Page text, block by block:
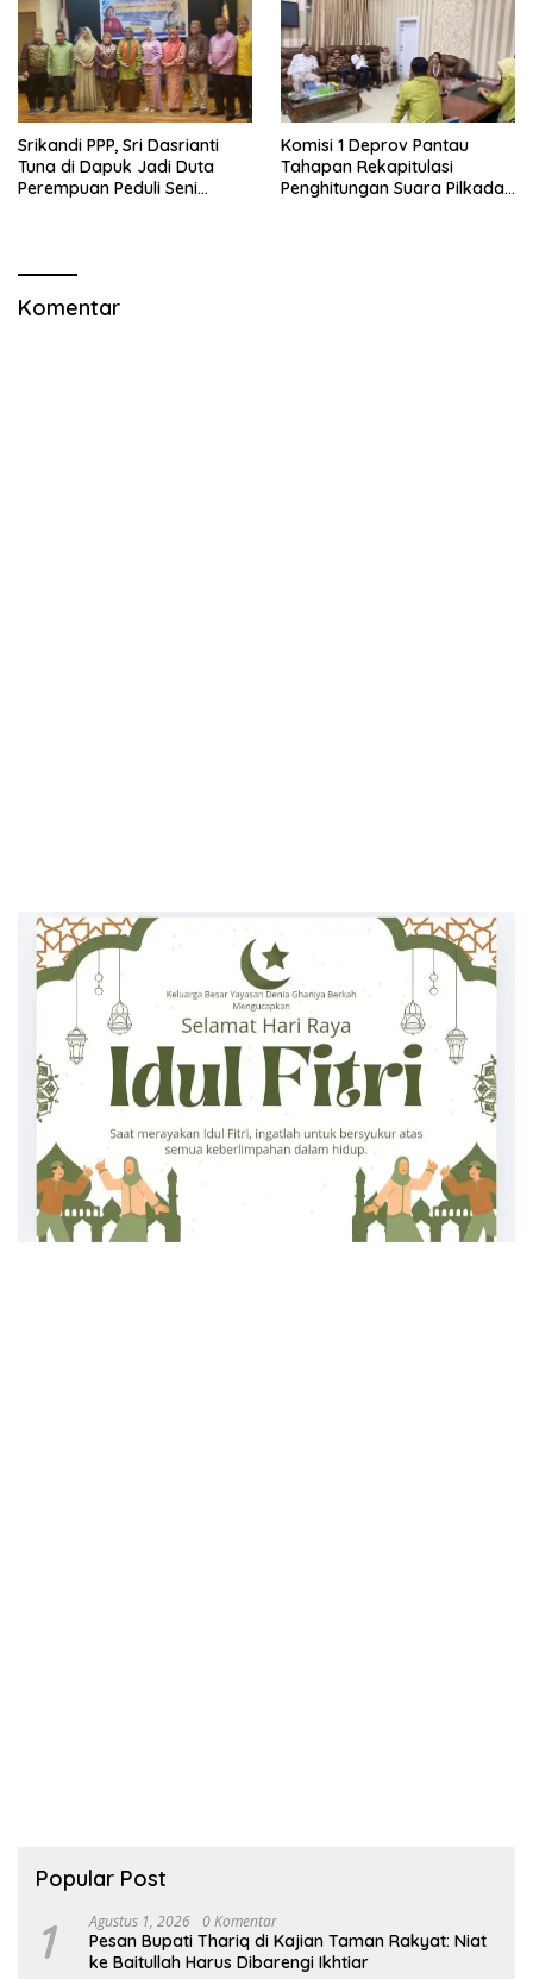
Srikandi PPP, Sri Dasrianti
Tuna di Dapuk Jadi Duta
Perempuan Peduli Seni
Komisi 1 Deprov Pantau
Tahapan Rekapitulasi
Penghitungan Suara Pilkada
Komentar
Popular Post
1 Agustus 1, 2026 0 Komentar
Pesan Bupati Thariq di Kajian Taman Rakyat: Niat
ke Baitullah Harus Dibarengi Ikhtiar